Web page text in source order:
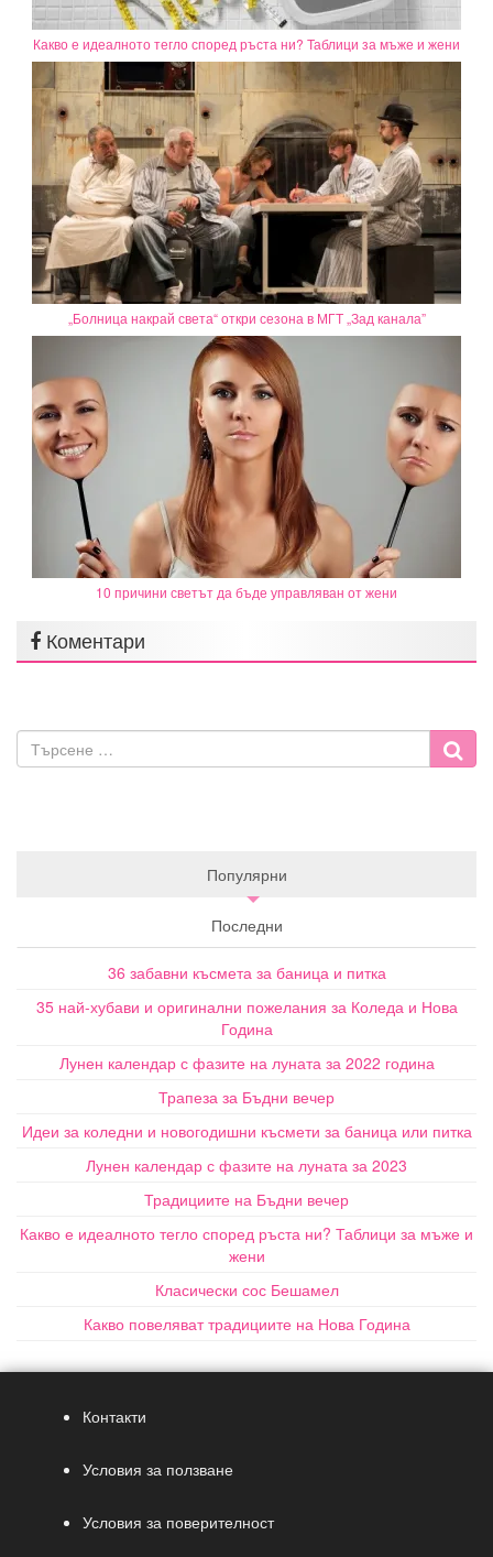
Какво е идеалното тегло според ръста ни? Таблици за мъже и жени
„Болница накрай света“ откри сезона в МГТ „Зад канала”
10 причини светът да бъде управляван от жени
Коментари
Популярни
Последни
36 забавни късмета за баница и питка
35 най-хубави и оригинални пожелания за Коледа и Нова
Година
Лунен календар с фазите на луната за 2022 година
Трапеза за Бъдни вечер
Идеи за коледни и новогодишни късмети за баница или питка
Лунен календар с фазите на луната за 2023
Традициите на Бъдни вечер
Какво е идеалното тегло според ръста ни? Таблици за мъже и
жени
Класически сос Бешамел
Какво повеляват традициите на Нова Година
Контакти
Условия за ползване
Условия за поверителност